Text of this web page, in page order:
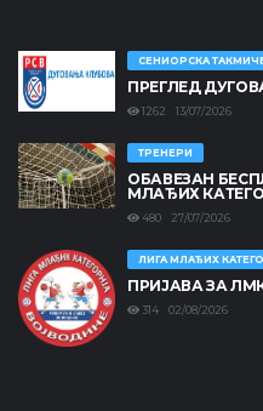
СЕНИОРСКА
ПРЕГЛЕД
1262 13/07/2026
ТРЕНЕРИ
ОБАВЕЗАН
МЛАЂИХ
480 27/07/2026
ЛИГА МЛАЂИХ
ПРИЈАВА ЗА
314 02/08/2026